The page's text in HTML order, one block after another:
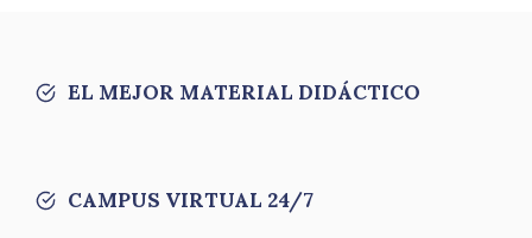
EL MEJOR MATERIAL DIDÁCTICO
CAMPUS VIRTUAL 24/7